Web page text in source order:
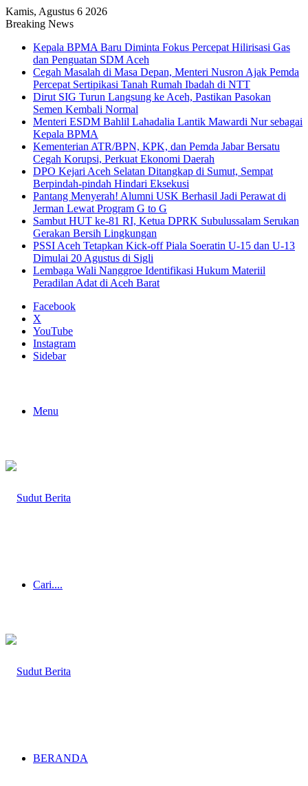
Kamis, Agustus 6 2026
Breaking News
Kepala BPMA Baru Diminta Fokus Percepat Hilirisasi Gas
dan Penguatan SDM Aceh
Cegah Masalah di Masa Depan, Menteri Nusron Ajak Pemda
Percepat Sertipikasi Tanah Rumah Ibadah di NTT
Dirut SIG Turun Langsung ke Aceh, Pastikan Pasokan
Semen Kembali Normal
Menteri ESDM Bahlil Lahadalia Lantik Mawardi Nur sebagai
Kepala BPMA
Kementerian ATR/BPN, KPK, dan Pemda Jabar Bersatu
Cegah Korupsi, Perkuat Ekonomi Daerah
DPO Kejari Aceh Selatan Ditangkap di Sumut, Sempat
Berpindah-pindah Hindari Eksekusi
Pantang Menyerah! Alumni USK Berhasil Jadi Perawat di
Jerman Lewat Program G to G
Sambut HUT ke-81 RI, Ketua DPRK Subulussalam Serukan
Gerakan Bersih Lingkungan
PSSI Aceh Tetapkan Kick-off Piala Soeratin U-15 dan U-13
Dimulai 20 Agustus di Sigli
Lembaga Wali Nanggroe Identifikasi Hukum Materiil
Peradilan Adat di Aceh Barat
Facebook
X
YouTube
Instagram
Sidebar
Menu
Cari....
BERANDA